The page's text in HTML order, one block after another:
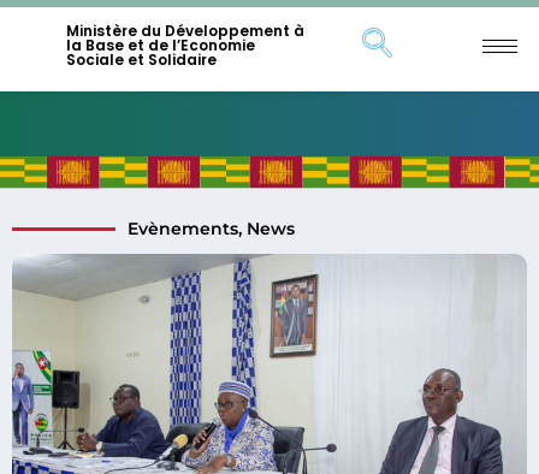
Ministère du Développement à
la Base et de l’Economie
Sociale et Solidaire
Evènements, News